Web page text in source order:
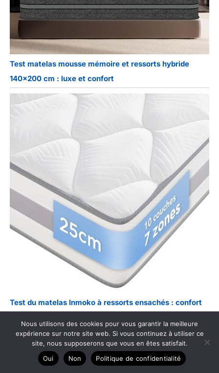
Test matelas mousse mémoire et ressorts hybride
140×200 cm : luxe et confort
Test du matelas Inmoko à ressorts ensachés : confort
Nous utilisons des cookies pour vous garantir la meilleure
expérience sur notre site web. Si vous continuez à utiliser ce
site, nous supposerons que vous en êtes satisfait.
Oui
Non Politique de confidentialité